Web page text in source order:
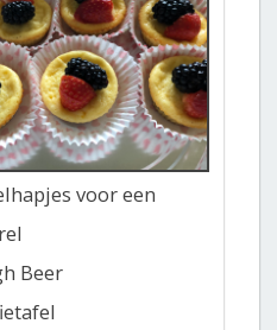
voor een
Beer